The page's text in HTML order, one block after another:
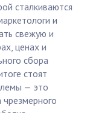
сталкиваются
и
свежую и
ценах и
сбора
стоят
— это